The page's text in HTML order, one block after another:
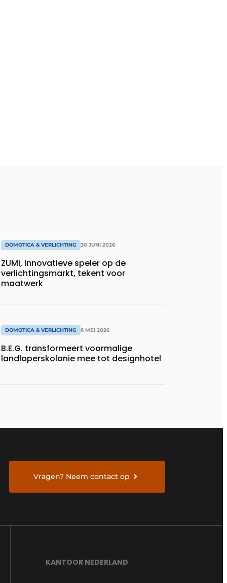
DOMOTICA & VERLICHTING 30 JUNI 2026
ZUMI, innovatieve speler op de
verlichtingsmarkt, tekent voor
maatwerk
DOMOTICA & VERLICHTING 6 MEI 2026
B.E.G. transformeert voormalige
landloperskolonie mee tot designhotel
Vragen? Neem contact op
KANTOOR NEDERLAND